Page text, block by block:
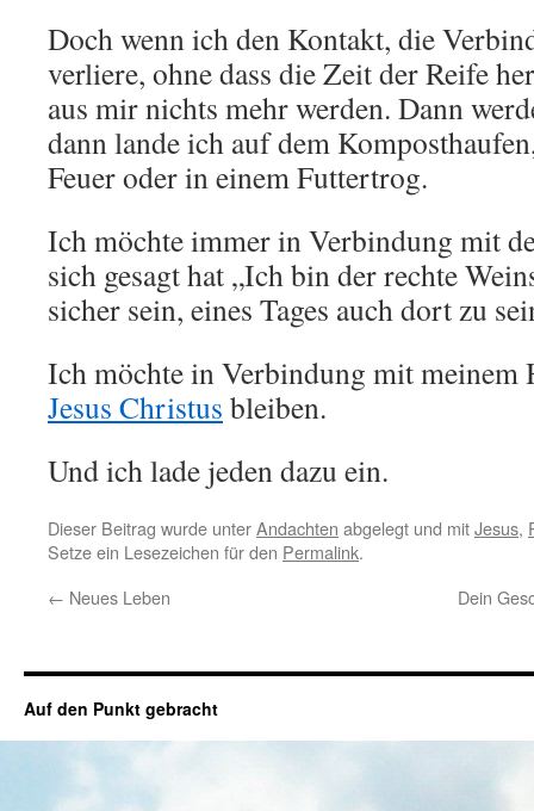
Doch wenn ich den Kontakt, die
verliere, ohne dass die Zeit der Reife
aus mir nichts mehr werden. Dann
dann lande ich auf dem
Feuer oder in einem Futtertrog.
Ich möchte immer in Verbindung mit
sich gesagt hat „Ich bin der rechte
sicher sein, eines Tages auch dort zu
Ich möchte in Verbindung mit meinem
Jesus Christus bleiben.
Und ich lade jeden dazu ein.
Dieser Beitrag wurde unterAndachten abgelegt und mitJesus,
Setze ein Lesezeichen für den Permalink.
← Neues Leben Dein
Auf den Punkt gebracht